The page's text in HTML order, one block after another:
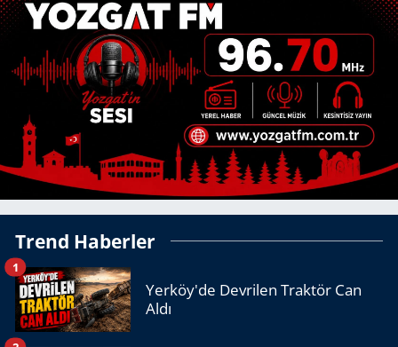
Trend Haberler
Yerköy'de Devrilen Traktör Can
Aldı
1